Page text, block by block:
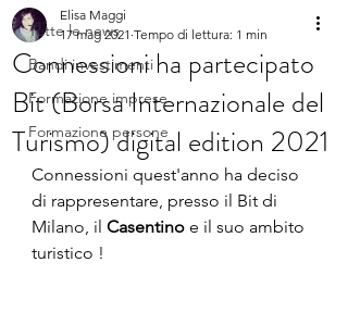
Tutte le news
Bandi investimenti
Formazione imprese
Formazione persone
Connessioni ha partecipato
Bit (Borsa Internazionale del
Turismo) digital edition 2021
Elisa Maggi
17 mag 2021 Tempo di lettura: 1 min
Connessioni quest'anno ha deciso
di rappresentare, presso il Bit di
Milano, il Casentino e il suo ambito
turistico !